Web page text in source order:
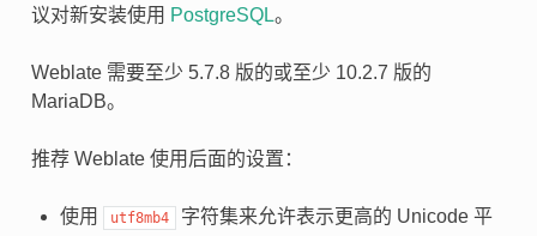
议对新安装使用 PostgreSQL。
Weblate 需要至少 5.7.8 版的或至少 10.2.7 版的
MariaDB。
推荐 Weblate 使用后面的设置：
使用 utf8mb4
字符集来允许表示更高的 Unicode 平